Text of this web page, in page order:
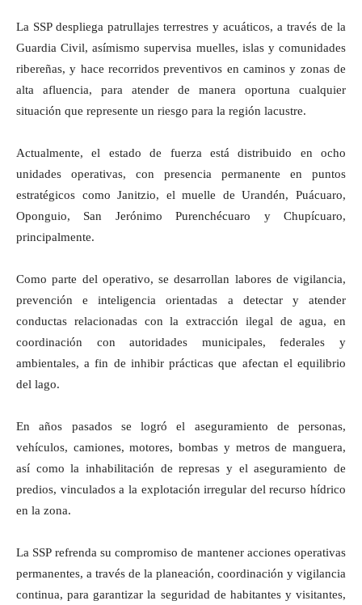
La SSP despliega patrullajes terrestres y acuáticos, a través de la
Guardia Civil, asímismo supervisa muelles, islas y comunidades
ribereñas, y hace recorridos preventivos en caminos y zonas de
alta afluencia, para atender de manera oportuna cualquier
situación que represente un riesgo para la región lacustre.
Actualmente, el estado de fuerza está distribuido en ocho
unidades operativas, con presencia permanente en puntos
estratégicos como Janitzio, el muelle de Urandén, Puácuaro,
Oponguio, San Jerónimo Purenchécuaro y Chupícuaro,
principalmente.
Como parte del operativo, se desarrollan labores de vigilancia,
prevención e inteligencia orientadas a detectar y atender
conductas relacionadas con la extracción ilegal de agua, en
coordinación con autoridades municipales, federales y
ambientales, a fin de inhibir prácticas que afectan el equilibrio
del lago.
En años pasados se logró el aseguramiento de personas,
vehículos, camiones, motores, bombas y metros de manguera,
así como la inhabilitación de represas y el aseguramiento de
predios, vinculados a la explotación irregular del recurso hídrico
en la zona.
La SSP refrenda su compromiso de mantener acciones operativas
permanentes, a través de la planeación, coordinación y vigilancia
continua, para garantizar la seguridad de habitantes y visitantes,